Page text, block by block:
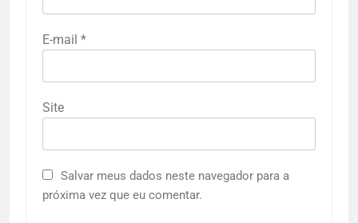
E-mail *
Site
Salvar meus dados neste navegador para a
próxima vez que eu comentar.